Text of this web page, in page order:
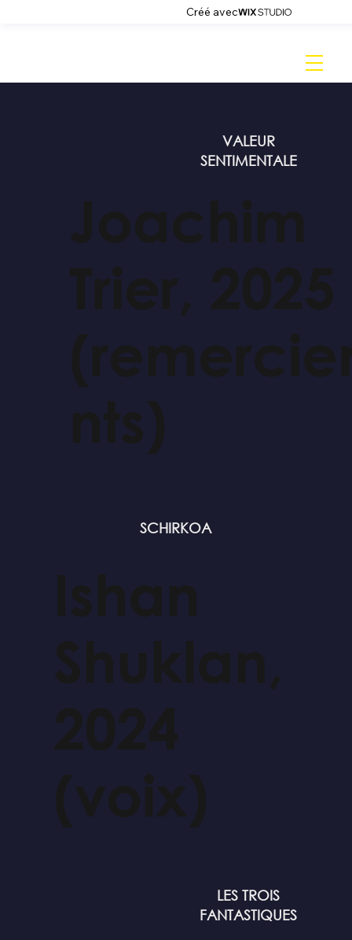
Créé avec
VALEUR
SENTIMENTALE
Joachim
Trier, 2025
nts)
SCHIRKOA
Ishan
Shuklan,
2024
(voix)
LES TROIS
FANTASTIQUES